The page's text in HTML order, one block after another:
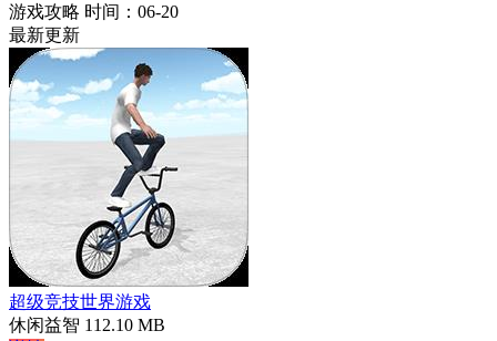
游戏攻略 时间：06-20
最新更新
超级竞技世界游戏
休闲益智 112.10 MB